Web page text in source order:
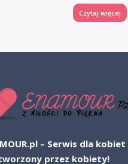
Czytaj więcej
– Serwis dla kobiet
przez kobiety!